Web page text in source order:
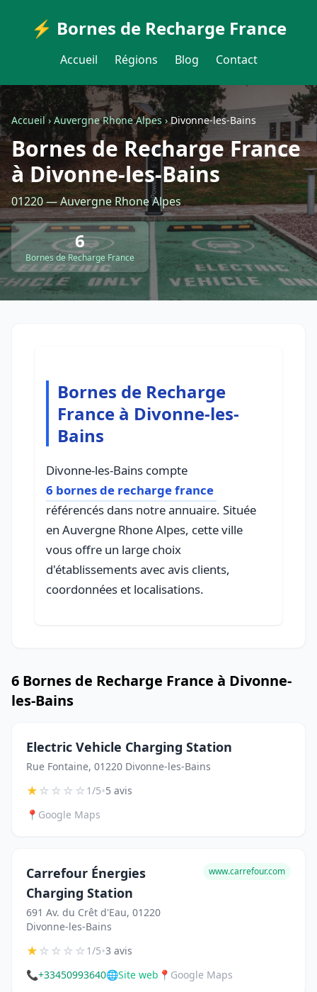
⚡ Bornes de Recharge France
Accueil Régions Blog Contact
Accueil›Auvergne Rhone Alpes›Divonne-les-Bains
Bornes de Recharge France
à Divonne-les-Bains
01220 — Auvergne Rhone Alpes
6
Bornes de Recharge France
Bornes de Recharge
France à Divonne-les-
Bains
Divonne-les-Bains compte
6 bornes de recharge france
référencés dans notre annuaire. Située
en Auvergne Rhone Alpes, cette ville
vous offre un large choix
d'établissements avec avis clients,
coordonnées et localisations.
6 Bornes de Recharge France à Divonne-
les-Bains
Electric Vehicle Charging Station
Rue Fontaine, 01220 Divonne-les-Bains
★☆☆☆☆1/5•5 avis
📍 Google Maps
Carrefour Énergies
Charging Station
691 Av. du Crêt d'Eau, 01220
Divonne-les-Bains
www.carrefour.com
★☆☆☆☆1/5•3 avis
📞+33450993640🌐Site web 📍 Google Maps